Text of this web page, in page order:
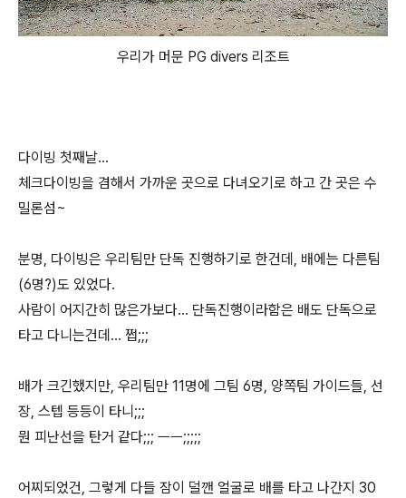
우리가 머문 PG divers 리조트
다이빙 첫째날...
체크다이빙을 겸해서 가까운 곳으로 다녀오기로 하고 간 곳은 수
밀론섬~
분명, 다이빙은 우리팀만 단독 진행하기로 한건데, 배에는 다른팀
(6명?)도 있었다.
사람이 어지간히 많은가보다... 단독진행이라함은 배도 단독으로
타고 다니는건데... 쩝;;;
배가 크긴했지만, 우리팀만 11명에 그팀 6명, 양쪽팀 가이드들, 선
장, 스텝 등등이 타니;;;
뭔 피난선을 탄거 같다;;; ㅡㅡ;;;;;
어찌되었건, 그렇게 다들 잠이 덜깬 얼굴로 배를 타고 나간지 30